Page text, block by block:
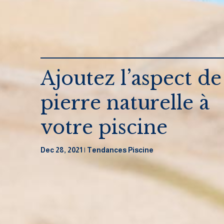
Ajoutez l’aspect
pierre naturelle à
votre piscine
Dec 28, 2021 Tendances Piscine